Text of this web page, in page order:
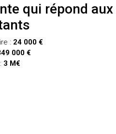
qui répond aux
: 24 000 €
000 €
3 M€